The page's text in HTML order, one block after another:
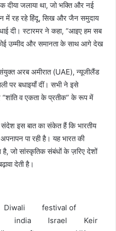
दीया जलाया था, जो भक्ति और नई
में रह रहे हिंदू, सिख और जैन समुदाय
दी। स्टारमर ने कहा, “आइए हम सब
उम्मीद और समानता के साथ आगे देख
अरब अमीरात (UAE), न्यूजीलैंड
पर बधाइयाँ दीं। सभी ने इसे
व एकता के प्रतीक” के रूप में
संदेश इस बात का संकेत हैं कि भारतीय
पा रही है। यह भारत की
है, जो सांस्कृतिक संबंधों के ज़रिए देशों
देती है।
Diwali
festival of
india Israel
Keir